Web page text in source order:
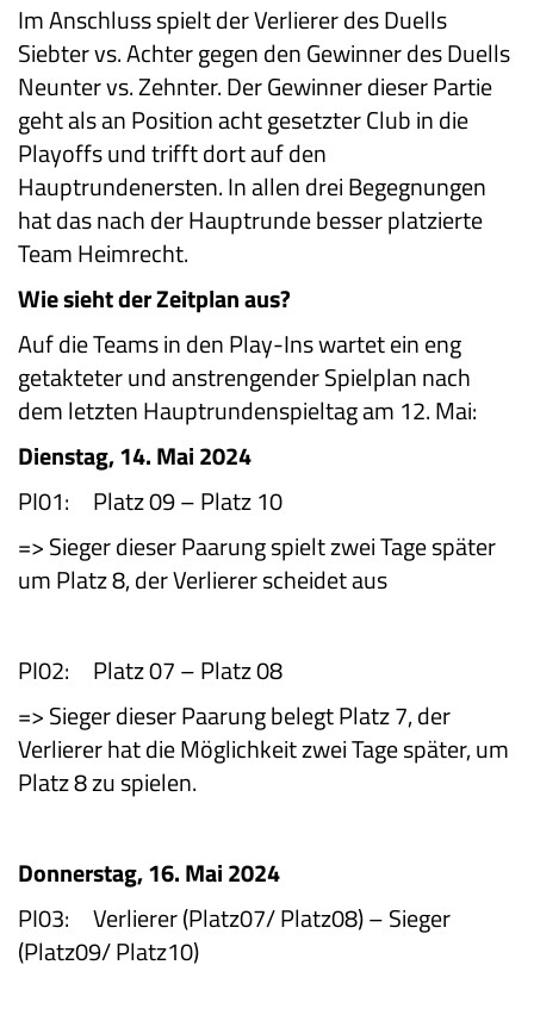
Im Anschluss spielt der Verlierer des Duells
Siebter vs. Achter gegen den Gewinner des Duells
Neunter vs. Zehnter. Der Gewinner dieser Partie
geht als an Position acht gesetzter Club in die
Playoffs und trifft dort auf den
Hauptrundenersten. In allen drei Begegnungen
hat das nach der Hauptrunde besser platzierte
Team Heimrecht.
Wie sieht der Zeitplan aus?
Auf die Teams in den Play-Ins wartet ein eng
getakteter und anstrengender Spielplan nach
dem letzten Hauptrundenspieltag am 12. Mai:
Dienstag, 14. Mai 2024
PI01: Platz 09 – Platz 10
=> Sieger dieser Paarung spielt zwei Tage später
um Platz 8, der Verlierer scheidet aus
PI02: Platz 07 – Platz 08
=> Sieger dieser Paarung belegt Platz 7, der
Verlierer hat die Möglichkeit zwei Tage später, um
Platz 8 zu spielen.
Donnerstag, 16. Mai 2024
PI03: Verlierer (Platz07/ Platz08) – Sieger
(Platz09/ Platz10)